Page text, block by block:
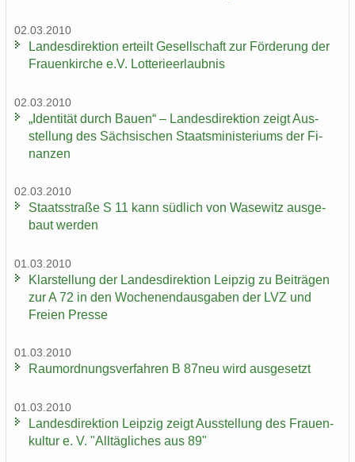
02.03.2010
Lan­des­di­rek­ti­on er­teilt Ge­sell­schaft zur För­de­rung der
Frau­en­kir­che e.V. Lot­te­rie­er­laub­nis
02.03.2010
„Iden­ti­tät durch Bauen“ – Lan­des­di­rek­ti­on zeigt Aus­
stel­lung des Säch­si­schen Staats­mi­nis­te­ri­ums der Fi­
nan­zen
02.03.2010
Staats­stra­ße S 11 kann süd­lich von Wase­witz aus­ge­
baut wer­den
01.03.2010
Klar­stel­lung der Lan­des­di­rek­ti­on Leip­zig zu Bei­trä­gen
zur A 72 in den Wo­chen­end­aus­ga­ben der LVZ und
Frei­en Pres­se
01.03.2010
Raum­ord­nungs­ver­fah­ren B 87neu wird aus­ge­setzt
01.03.2010
Lan­des­di­rek­ti­on Leip­zig zeigt Aus­stel­lung des Frau­en­
kul­tur e. V. "All­täg­li­ches aus 89"